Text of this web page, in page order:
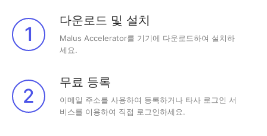
1
다운로드 및 설치
Malus Accelerator를 기기에 다운로드하여 설치하
세요.
2
무료 등록
이메일 주소를 사용하여 등록하거나 타사 로그인 서
비스를 이용하여 직접 로그인하세요.